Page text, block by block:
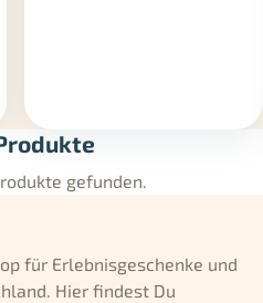
gefunden.
für Erlebnisgeschenke und
Hier findest Du